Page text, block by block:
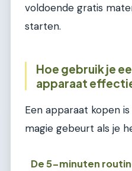
voldoende gratis
starten.
Hoe gebruik je
apparaat
Een apparaat kopen
magie gebeurt als je
De 5-minuten